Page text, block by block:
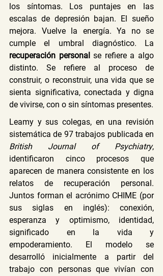
los síntomas. Los puntajes en las
escalas de depresión bajan. El sueño
mejora. Vuelve la energía. Ya no se
recuperación personal se refiere a algo
distinto. Se refiere al proceso de
construir, o reconstruir, una vida que se
sienta significativa, conectada y digna
de vivirse, con o sin síntomas presentes.
Leamy y sus colegas, en una revisión
British Journal of Psychiatry,
identificaron cinco procesos que
aparecen de manera consistente en los
relatos de recuperación personal.
Juntos forman el acrónimo CHIME (por
sus siglas en inglés): conexión,
esperanza y optimismo, identidad,
significado en la vida y
empoderamiento. El modelo se
desarrolló inicialmente a partir del
trabajo con personas que vivían con